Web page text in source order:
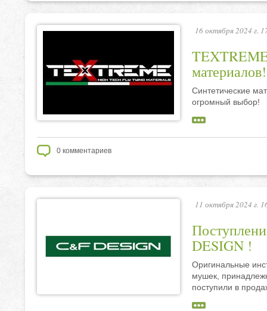
16 октября 2024 г.
материалов!
Синтетические
огромный выбор!
0 комментариев
11 октября 2024 г.
DESIGN !
Оригинальные
мушек,
поступили в